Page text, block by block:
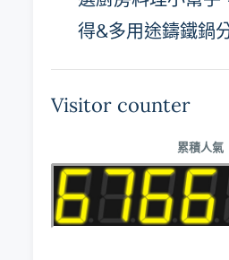
得&多用途鑄鐵鍋
Visitor counter
累積人氣